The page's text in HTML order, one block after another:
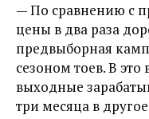
— По сравнению с
цены в два раза
предвыборная
сезоном тоев. В
выходные
три месяца в